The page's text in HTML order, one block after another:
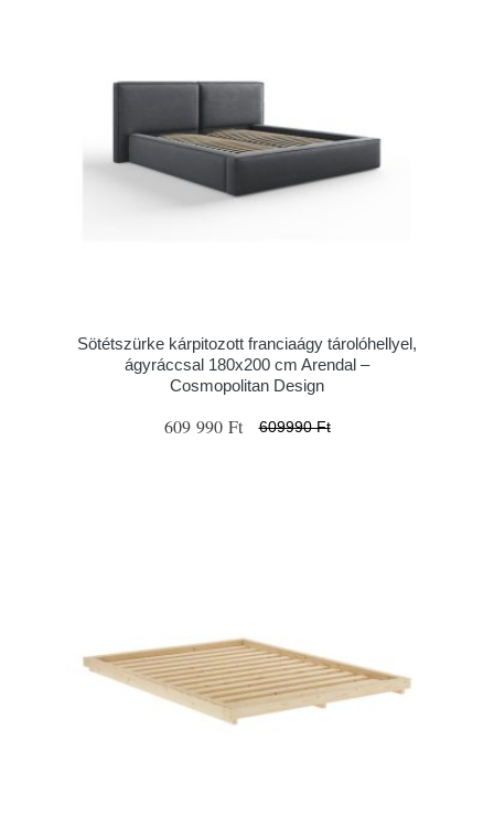
Sötétszürke kárpitozott franciaágy tárolóhellyel,
ágyráccsal 180x200 cm Arendal –
Cosmopolitan Design
609 990 Ft 609990 Ft